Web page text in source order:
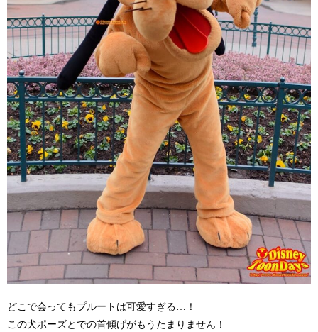
どこで会ってもプルートは可愛すぎる…！
この犬ポーズとでの首傾げがもうたまりません！